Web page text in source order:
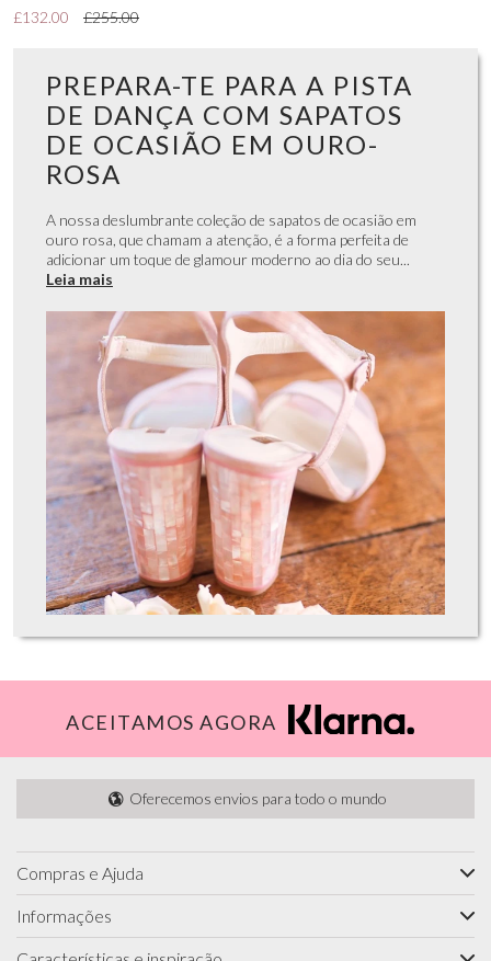
£132.00 £255.00
PREPARA-TE PARA A PISTA
DE DANÇA COM SAPATOS
DE OCASIÃO EM OURO-
ROSA
A nossa deslumbrante coleção de sapatos de ocasião em
ouro rosa, que chamam a atenção, é a forma perfeita de
adicionar um toque de glamour moderno ao dia do seu...
Leia mais
ACEITAMOS AGORA
Oferecemos envios para todo o mundo
Compras e Ajuda
Informações